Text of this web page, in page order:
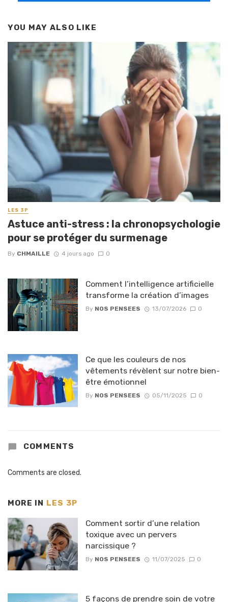
YOU MAY ALSO LIKE
LES 3P
Astuce anti-stress : la chronopsychologie
pour se protéger du surmenage
By CHMAILLE 4 jours ago 0
Comment l’intelligence artificielle
transforme la création d’images
By NOS PENSEES 13/07/2026 0
Ce que les couleurs de nos
vêtements révèlent sur notre bien-
être émotionnel
By NOS PENSEES 05/11/2025 0
COMMENTS
Comments are closed.
MORE IN LES 3P
Comment sortir d’une relation
toxique avec un pervers
narcissique ?
By NOS PENSEES 11/07/2025 0
5 façons de prendre soin de votre